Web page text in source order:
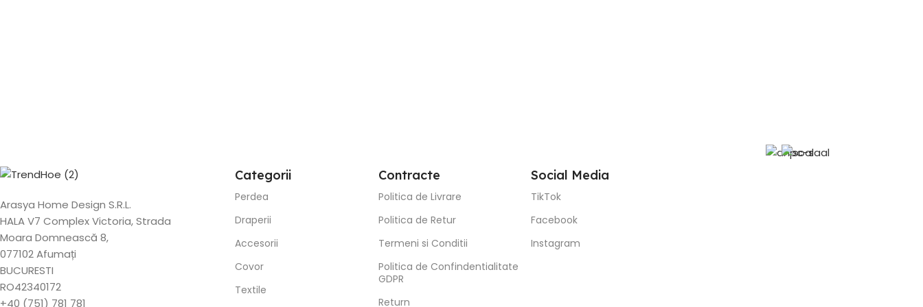
Arasya Home Design S.R.L.
HALA V7 Complex Victoria, Strada
Moara Domnească 8,
077102 Afumați
BUCURESTI
RO42340172
+40 (751) 781 781
Categorii
Perdea
Draperii
Accesorii
Covor
Textile
Contracte
Politica de Livrare
Politica de Retur
Termeni si Conditii
Politica de Confindentialitate
GDPR
Return
Social Media
TikTok
Facebook
Instagram